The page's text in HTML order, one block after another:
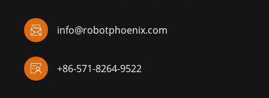
info@robotphoenix.com

+86-571-8264-9522
